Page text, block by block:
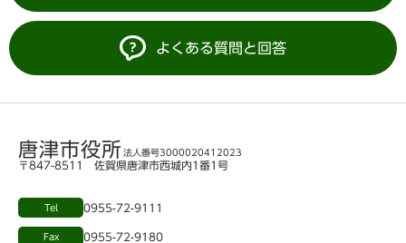
よくある質問と回答
唐津市役所 法人番号3000020412023
〒847-8511 佐賀県唐津市西城内1番1号
Tel 0955-72-9111
Fax 0955-72-9180